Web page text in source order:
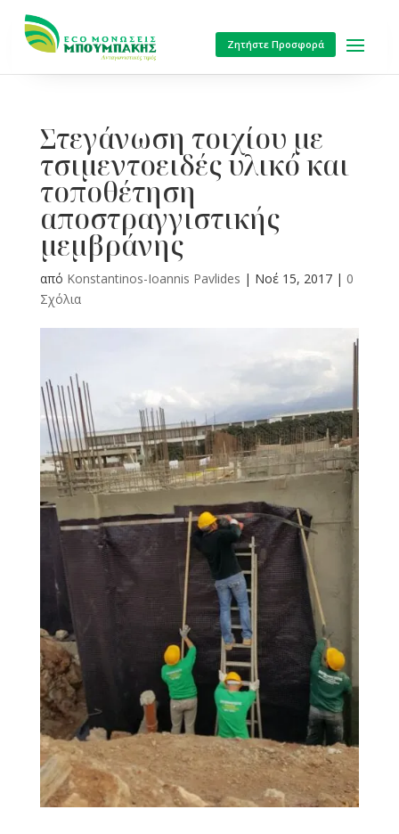
Ζητήστε Προσφορά
Στεγάνωση τοιχίου με
τσιμεντοειδές υλικό και
τοποθέτηση
αποστραγγιστικής
μεμβράνης
από Konstantinos-Ioannis Pavlides | Νοέ 15, 2017| 0
Σχόλια